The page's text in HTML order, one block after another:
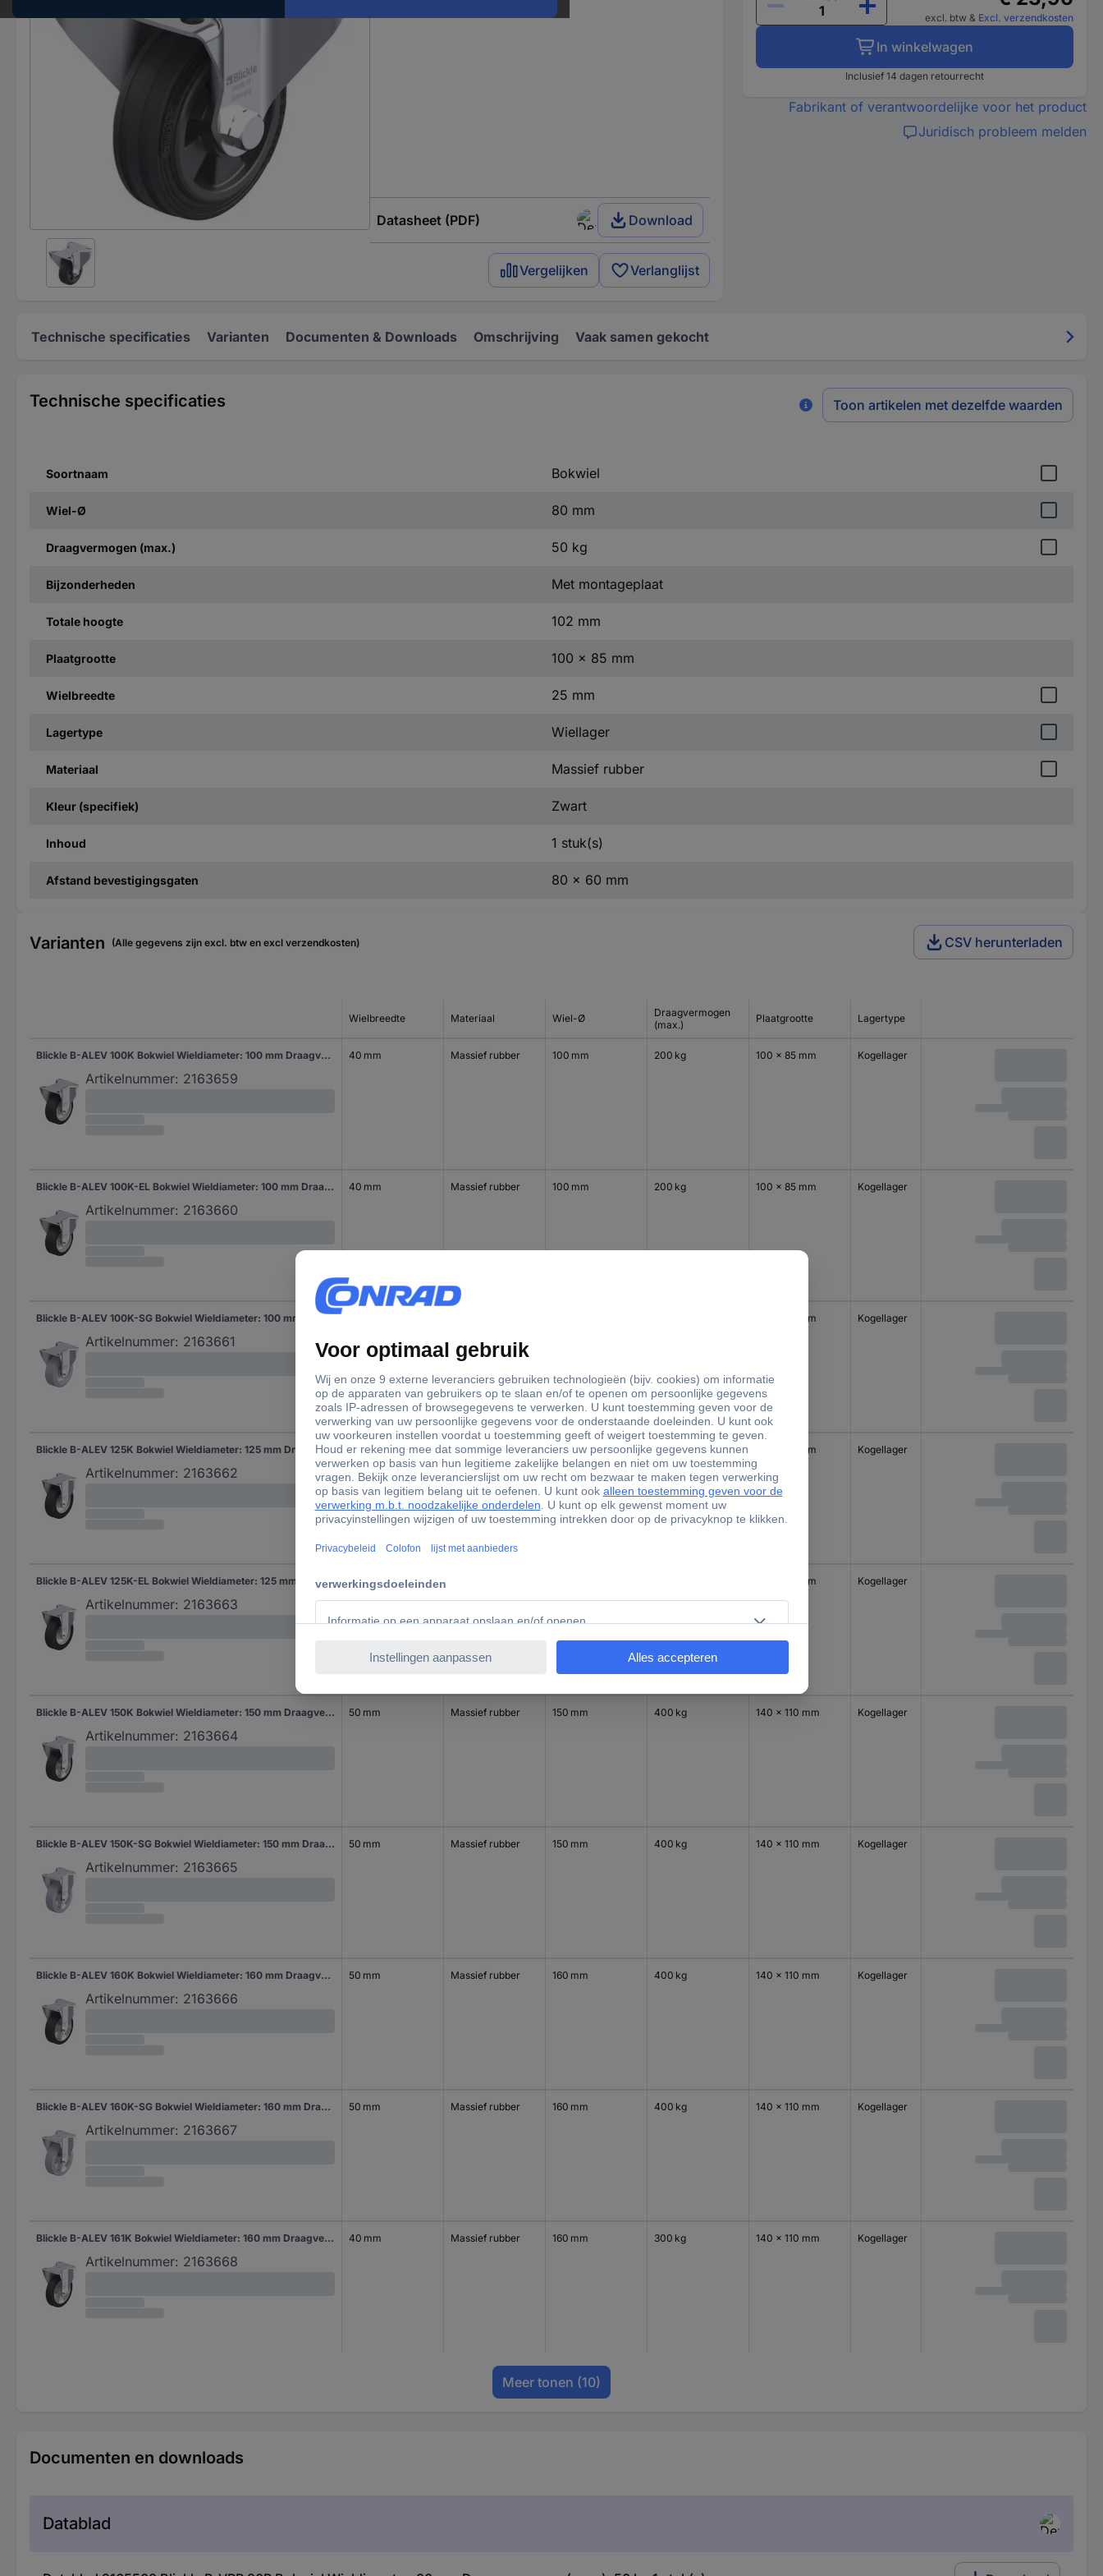
Datasheet (PDF) Download
Vergelijken Verlanglijst
excl. btw & Excl. verzendkosten
In winkelwagen
Inclusief 14 dagen retourrecht
Fabrikant of verantwoordelijke voor het product
Juridisch probleem melden
Technische specificaties Varianten Documenten & Downloads Omschrijving Vaak samen gekocht
Technische specificaties Toon artikelen met dezelfde waarden
Soortnaam Bokwiel
Wiel-Ø 80 mm
Draagvermogen (max.) 50 kg
Bijzonderheden Met montageplaat
Totale hoogte 102 mm
Plaatgrootte 100 x 85 mm
Wielbreedte 25 mm
Lagertype Wiellager
Materiaal Massief rubber
Kleur (specifiek) Zwart
Inhoud 1 stuk(s)
Afstand bevestigingsgaten 80 x 60 mm
Varianten (Alle gegevens zijn excl. btw en excl verzendkosten) CSV herunterladen
Wielbreedte Materiaal Wiel-Ø
Draagvermogen
(max.)
Plaatgrootte Lagertype
Blickle B-ALEV 100K Bokwiel Wieldiameter: 100 mm Draagvermogen (max.): 200 kg 1 stuk(s)
Artikelnummer: 2163659
40 mm Massief rubber 100 mm 200 kg 100 x 85 mm Kogellager
Blickle B-ALEV 100K-EL Bokwiel Wieldiameter: 100 mm Draagvermogen (max.): 200 kg 1 stuk(s)
Artikelnummer: 2163660
40 mm Massief rubber 100 mm 200 kg 100 x 85 mm Kogellager
Blickle B-ALEV 100K-SG Bokwiel Wieldiameter: 100 mm Draagvermogen (max.): 200 kg 1 stuk(s)
Artikelnummer: 2163661
100 x 85 mm Kogellager
Blickle B-ALEV 125K Bokwiel Wieldiameter: 125 mm Draagvermogen (max.): 250 kg 1 stuk(s)
Artikelnummer: 2163662
40 mm Massief rubber 125 mm 250 kg 100 x 85 mm Kogellager
Blickle B-ALEV 125K-EL Bokwiel Wieldiameter: 125 mm Draagvermogen (max.): 250 kg 1 stuk(s)
Artikelnummer: 2163663
40 mm 100 x 85 mm Kogellager
Blickle B-ALEV 150K Bokwiel Wieldiameter: 150 mm Draagvermogen (max.): 400 kg 1 stuk(s)
Artikelnummer: 2163664
50 mm Massief rubber 150 mm 400 kg 140 x 110 mm Kogellager
Blickle B-ALEV 150K-SG Bokwiel Wieldiameter: 150 mm Draagvermogen (max.): 400 kg 1 stuk(s)
Artikelnummer: 2163665
50 mm Massief rubber 150 mm 400 kg 140 x 110 mm Kogellager
Blickle B-ALEV 160K Bokwiel Wieldiameter: 160 mm Draagvermogen (max.): 400 kg 1 stuk(s)
Artikelnummer: 2163666
50 mm Massief rubber 160 mm 400 kg 140 x 110 mm Kogellager
Blickle B-ALEV 160K-SG Bokwiel Wieldiameter: 160 mm Draagvermogen (max.): 400 kg 1 stuk(s)
Artikelnummer: 2163667
50 mm Massief rubber 160 mm 400 kg 140 x 110 mm Kogellager
Blickle B-ALEV 161K Bokwiel Wieldiameter: 160 mm Draagvermogen (max.): 300 kg 1 stuk(s)
Artikelnummer: 2163668
40 mm Massief rubber 160 mm 300 kg 140 x 110 mm Kogellager
Meer tonen (10)
Documenten en downloads
Datablad